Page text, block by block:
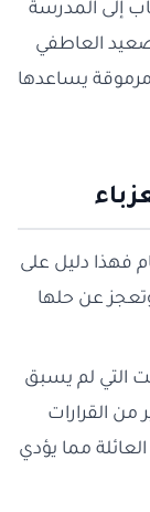
إلى المدرسة
العاطفي
يساعدها
فهذا دليل على
عن حلها
التي لم يسبق
من القرارات
مما يؤدي